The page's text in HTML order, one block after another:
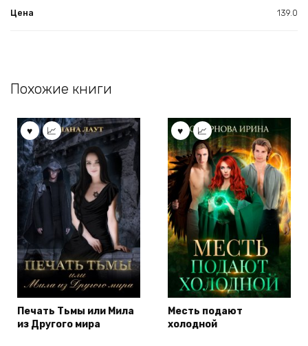
Цена 139.0
Похожие книги
Печать Тьмы или Мила
из Другого мира
Месть подают
холодной